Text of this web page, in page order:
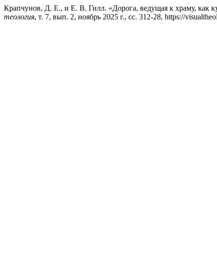
Крапчунов, Д. Е., и Е. В. Гилл. «Дорога, ведущая к храму, как
теология, т. 7, вып. 2, ноябрь 2025 г., сс. 312-28, https://